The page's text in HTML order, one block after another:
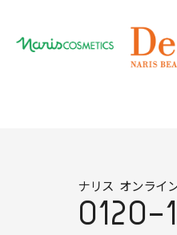
ナリス オンライ
0120-